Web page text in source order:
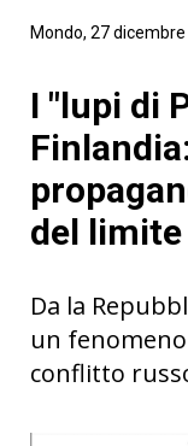
Mondo, 27
I "lupi di
del limite
Da la
un
conflitto